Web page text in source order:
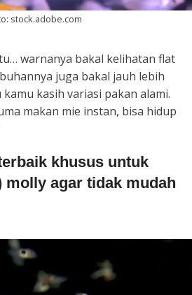
stock.adobe.com
warnanya bakal kelihatan flat
juga bakal jauh lebih
kasih variasi pakan alami.
makan mie instan, bisa hidup
khusus untuk
molly agar tidak mudah